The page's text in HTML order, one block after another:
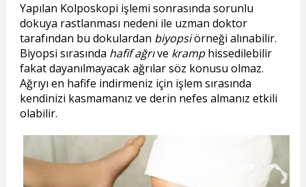
Yapılan Kolposkopi işlemi sonrasında sorunlu
dokuya rastlanması nedeni ile uzman doktor
tarafından bu dokulardan biyopsiörneği alınabilir.
Biyopsi sırasında hafif ağrıve kramphissedilebilir
fakat dayanılmayacak ağrılar söz konusu olmaz.
Ağrıyı en hafife indirmeniz için işlem sırasında
kendinizi kasmamanız ve derin nefes almanız etkili
olabilir.